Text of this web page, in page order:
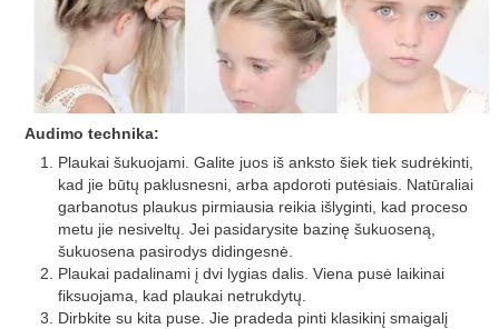
Audimo technika:
Plaukai šukuojami. Galite juos iš anksto šiek tiek sudrėkinti,
kad jie būtų paklusnesni, arba apdoroti putėsiais. Natūraliai
garbanotus plaukus pirmiausia reikia išlyginti, kad proceso
metu jie nesiveltų. Jei pasidarysite bazinę šukuoseną,
šukuosena pasirodys didingesnė.
Plaukai padalinami į dvi lygias dalis. Viena pusė laikinai
fiksuojama, kad plaukai netrukdytų.
Dirbkite su kita puse. Jie pradeda pinti klasikinį smaigalį